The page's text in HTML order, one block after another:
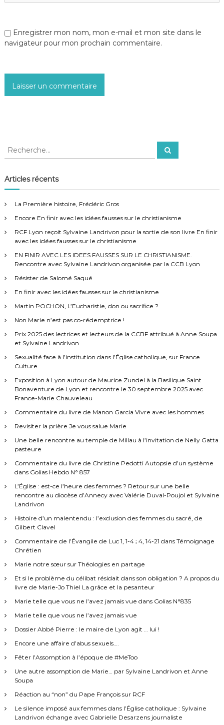
Enregistrer mon nom, mon e-mail et mon site dans le
navigateur pour mon prochain commentaire.
R
h
e
c
h
e
R
c
Articles récents
La Première histoire, Frédéric Gros
Encore En finir avec les idées fausses sur le christianisme
RCF Lyon reçoit Sylvaine Landrivon pour la sortie de son livre En finir
avec les idées fausses sur le christianisme
EN FINIR AVEC LES IDEES FAUSSES SUR LE CHRISTIANISME.
Rencontre avec Sylvaine Landrivon organisée par la CCB Lyon
Résister de Salomé Saqué
En finir avec les idées fausses sur le christianisme
Martin POCHON, L’Eucharistie, don ou sacrifice ?
Non Marie n’est pas co-rédemptrice !
Prix 2025 des lectrices et lecteurs de la CCBF attribué à Anne Soupa
et Sylvaine Landrivon
Sexualité face à l’institution dans l’Église catholique, sur France
Culture
Exposition à Lyon autour de Maurice Zundel à la Basilique Saint
Bonaventure de Lyon et rencontre le 30 septembre 2025 avec
France-Marie Chauveleau
Commentaire du livre de Manon Garcia Vivre avec les hommes
Revisiter la prière Je vous salue Marie
Une belle rencontre au temple de Millau à l’invitation de Nelly Gatta
pasteure
Commentaire du livre de Christine Pedotti Autopsie d’un système
dans Golias Hebdo N° 857
L’Église : est-ce l’heure des femmes ? Retour sur une belle
rencontre au diocèse d’Annecy avec Valérie Duval-Poujol et Sylvaine
Landrivon
Histoire d’un malentendu : l’exclusion des femmes du sacré, de
Gilbert Clavel
Commentaire de l’Évangile de Luc 1, 1-4 ; 4, 14-21 dans Témoignage
Chrétien
Marie notre sœur sur Théologies en partage
Et si le problème du célibat résidait dans son obligation ? A propos du
livre de Marie-Jo Thiel La grâce et la pesanteur
Marie telle que vous ne l’avez jamais vue dans Golias N°835
Marie telle que vous ne l’avez jamais vue
Dossier Abbé Pierre : le maire de Lyon agit … lui !
Encore une affaire d’abus sexuels….
Fêter l’Assomption à l’époque de #MeToo
Une autre assomption de Marie… par Sylvaine Landrivon et Anne
Soupa
Réaction au “non” du Pape François sur RCF
Le silence imposé aux femmes dans l’Église catholique : Sylvaine
Landrivon échange avec Gabrielle Desarzens journaliste